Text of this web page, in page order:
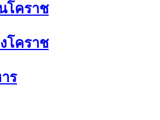
โคราช
โคราช
ร